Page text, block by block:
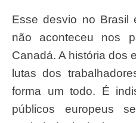
Esse desvio no Brasil é um tanto inédito. Ele
não aconteceu nos
Canadá. A história dos
lutas dos
forma um todo. É
públicos europeus